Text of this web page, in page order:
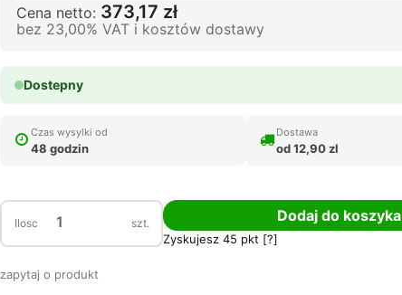
Cena netto: 373,17 zł
bez 23,00% VAT i kosztów dostawy
Dostepny
Czas wysylki od
48 godzin
Dostawa
od 12,90 zl
Ilosc szt. Dodaj do koszyka
Zyskujesz 45 pkt [?]
zapytaj o produkt